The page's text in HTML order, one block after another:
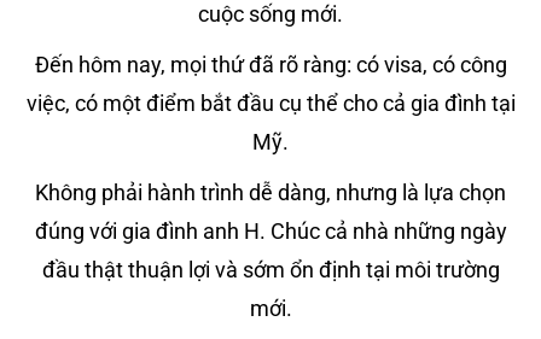
cuộc sống mới.
Đến hôm nay, mọi thứ đã rõ ràng: có visa, có công
việc, có một điểm bắt đầu cụ thể cho cả gia đình tại
Mỹ.
Không phải hành trình dễ dàng, nhưng là lựa chọn
đúng với gia đình anh H. Chúc cả nhà những ngày
đầu thật thuận lợi và sớm ổn định tại môi trường
mới.